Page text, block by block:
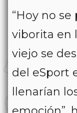
“Hoy no
viborita en
viejo se
del eSport
llenarían